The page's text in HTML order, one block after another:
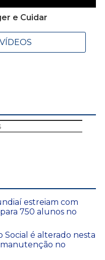
e Cuidar
estreiam com
750 alunos no
é alterado nesta
no